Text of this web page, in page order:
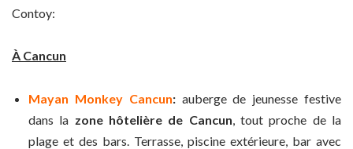
Contoy:
À Cancun
Mayan Monkey Cancun: auberge de jeunesse festive
dans la zone hôtelière de Cancun , tout proche de la
plage et des bars. Terrasse, piscine extérieure, bar avec